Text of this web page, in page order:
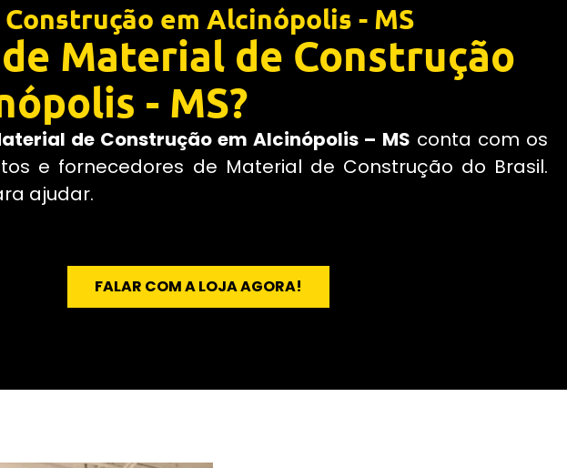
em Alcinópolis - MS
Material de Construção
- MS?
de Construção em Alcinópolis – MS conta com os
e fornecedores de Material de Construção do Brasil.
ajudar.
FALAR COM A LOJA AGORA!